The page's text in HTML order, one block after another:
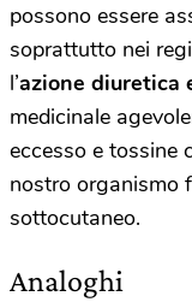
possono essere
soprattutto nei
l’azione diuretica
medicinale
eccesso e tossine
nostro organismo
sottocutaneo.
Analoghi